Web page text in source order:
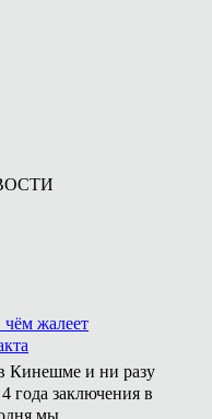
жалеет
Кинешме и ни разу
года заключения в
мы